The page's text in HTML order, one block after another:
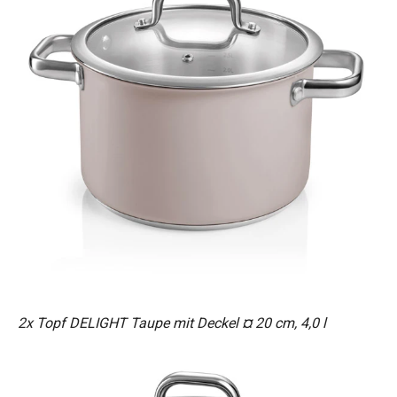
2x Topf DELIGHT Taupe mit Deckel ¤ 20 cm, 4,0 l